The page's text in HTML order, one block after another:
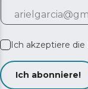
Ich akzeptiere die
Ich abonniere!